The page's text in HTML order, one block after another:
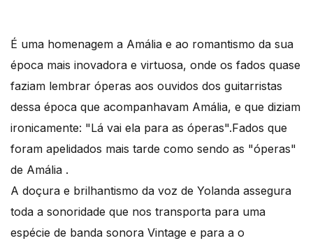
É uma homenagem a Amália e ao romantismo da sua
época mais inovadora e virtuosa, onde os fados quase
faziam lembrar óperas aos ouvidos dos guitarristas
dessa época que acompanhavam Amália, e que diziam
ironicamente: "Lá vai ela para as óperas".Fados que
foram apelidados mais tarde como sendo as "óperas"
de Amália .
A doçura e brilhantismo da voz de Yolanda assegura
toda a sonoridade que nos transporta para uma
espécie de banda sonora Vintage e para a o